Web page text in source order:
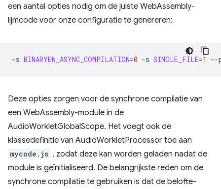
een aantal opties nodig om de juiste WebAssembly-
lijmcode voor onze configuratie te genereren:
-s BINARYEN_ASYNC_COMPILATION=0 -s SINGLE_FILE=1 --
Deze opties zorgen voor de synchrone compilatie van
een WebAssembly-module in de
AudioWorkletGlobalScope. Het voegt ook de
klassedefinitie van AudioWorkletProcessor toe aan
mycode.js , zodat deze kan worden geladen nadat de
module is geïnitialiseerd. De belangrijkste reden om de
synchrone compilatie te gebruiken is dat de belofte-